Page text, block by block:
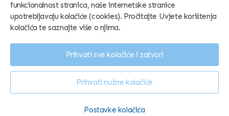
funkcionalnost stranica, naše internetske stranice
upotrebljavaju kolačiće (cookies). Pročitajte Uvjete korištenja
kolačića te saznajte više o njima.
Postavke kolačića
Prihvati nužne kolačiće
Prihvati sve kolačiće i zatvori
Od 9:00 do 16:00/22:00 (ovisno o sezoni)
Konfiguriraj kolačiće
© Aquarium Pula d.o.o. - 2026.